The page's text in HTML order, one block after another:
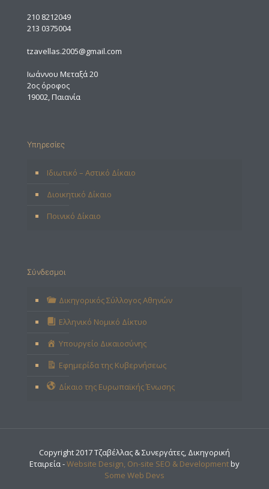
210 8212049
213 0375004
tzavellas.2005@gmail.com
Ιωάννου Μεταξά 20
2ος όροφος
19002, Παιανία
Υπηρεσίες
Ιδιωτικό – Αστικό Δίκαιο
Διοικητικό Δίκαιο
Ποινικό Δίκαιο
Σύνδεσμοι
Δικηγορικός Σύλλογος Αθηνών
Ελληνικό Νομικό Δίκτυο
Υπουργείο Δικαιοσύνης
Εφημερίδα της Κυβερνήσεως
Δίκαιο της Ευρωπαϊκής Ένωσης
Copyright 2017 Τζαβέλλας & Συνεργάτες, Δικηγορική
Εταιρεία -Website Design, On-site SEO & Developmentby
Some Web Devs